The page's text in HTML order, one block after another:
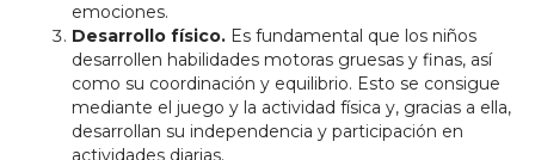
emociones.
Desarrollo físico. Es fundamental que los niños
desarrollen habilidades motoras gruesas y finas, así
como su coordinación y equilibrio. Esto se consigue
mediante el juego y la actividad física y, gracias a ella,
desarrollan su independencia y participación en
actividades diarias.